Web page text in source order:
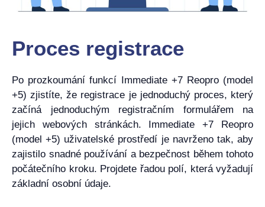
Proces registrace
Po prozkoumání funkcí Immediate +7 Reopro (model
+5) zjistíte, že registrace je jednoduchý proces, který
začíná jednoduchým registračním formulářem na
jejich webových stránkách. Immediate +7 Reopro
(model +5) uživatelské prostředí je navrženo tak, aby
zajistilo snadné používání a bezpečnost během tohoto
počátečního kroku. Projdete řadou polí, která vyžadují
základní osobní údaje.